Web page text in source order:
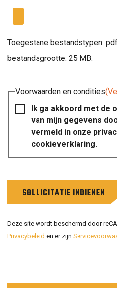
Toegestane bestandstypen:
bestandsgrootte: 25 MB.
Voorwaarden en condities
Ik ga akkoord met de
van mijn gegevens
vermeld in onze
cookieverklaring.
SOLLICITATIE INDIENEN
Deze site wordt beschermd door
Privacybeleid en er zijn